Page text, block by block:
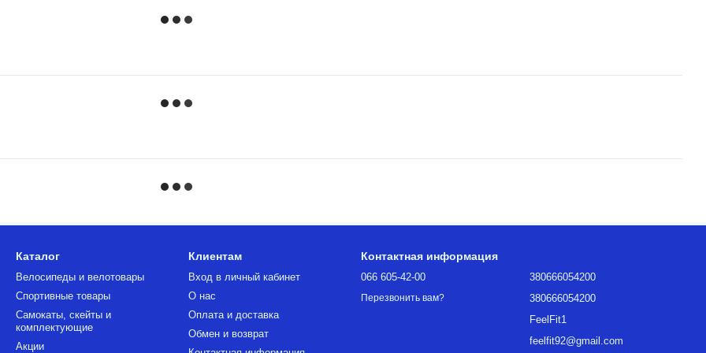
Каталог
Велосипеды и велотовары
Спортивные товары
Самокаты, скейты и
комплектующие
Акции
Клиентам
Вход в личный кабинет
О нас
Оплата и доставка
Обмен и возврат
Контактная информация
066 605-42-00
Перезвонить вам?
380666054200
380666054200
FeelFit1
feelfit92@gmail.com